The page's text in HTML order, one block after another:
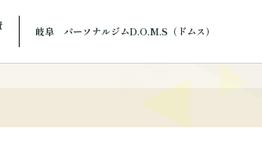
岐阜 パーソナルジムD.O.M.S（ドムス）
ブログ